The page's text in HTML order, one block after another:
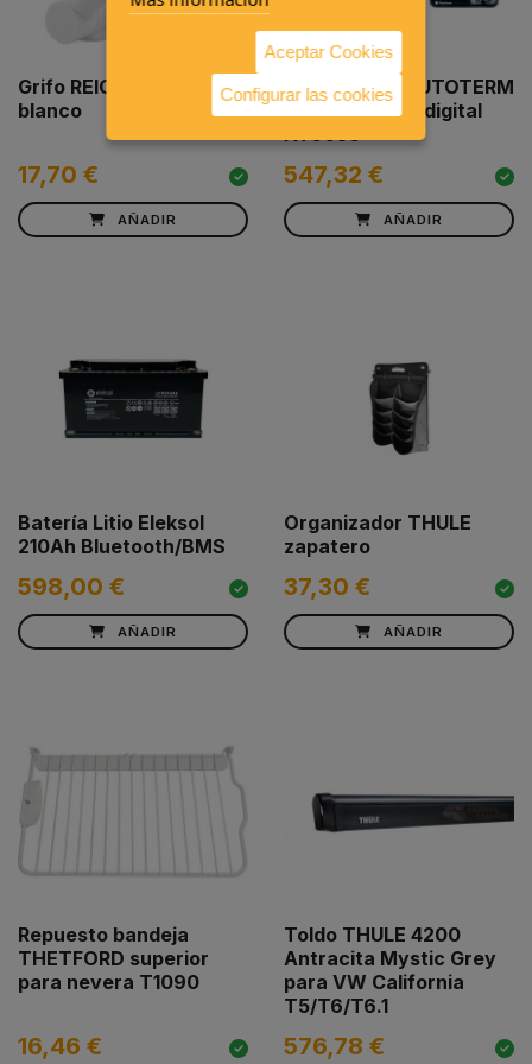
Grifo REICH 2002
blanco
17,70 €
AÑADIR
Calefacción AUTOTERM
2D con mando digital
547,32 €
AÑADIR
Batería Litio Eleksol
210Ah Bluetooth/BMS
598,00 €
AÑADIR
Organizador THULE
zapatero
37,30 €
AÑADIR
Repuesto bandeja
THETFORD superior
para nevera T1090
16,46 €
Toldo THULE 4200
Antracita Mystic Grey
para VW California
T5/T6/T6.1
576,78 €
Aceptar Cookies
Configurar las cookies